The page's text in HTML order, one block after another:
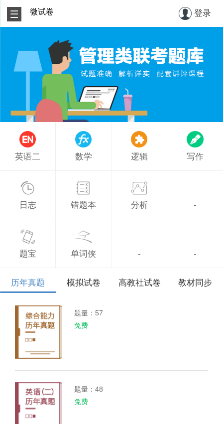
微试卷 登录
英语二 数学 逻辑 写作
日志 错题本 分析 -
题宝 单词侠 - -
历年真题 模拟试卷 高教社试卷 教材同步
题量：57
免费
题量：48
免费